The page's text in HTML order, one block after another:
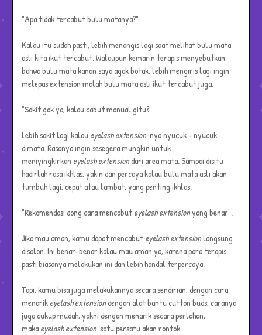
"Apa tidak tercabut bulu matanya?"
Kalau itu sudah pasti, lebih menangis lagi saat melihat bulu mata
asli kita ikut tercabut. Walaupun kemarin terapis menyebutkan
bahwa bulu mata kanan saya agak botak, lebih mengiris lagi ingin
melepas extension malah bulu mata asli ikut tercabut juga.
"Sakit gak ya, kalau cabut manual gitu?"
Lebih sakit lagi kalaueyelash extension-nya nyucuk - nyucuk
dimata. Rasanya ingin sesegera mungkin untuk
meniyingkirkan eyelash extensiondari area mata. Sampai disitu
hadirlah rasa ikhlas, yakin dan percaya kalau bulu mata asli akan
tumbuh lagi, cepat atau lambat, yang penting ikhlas.
"Rekomendasi dong cara mencabuteyelash extensionyang benar".
Jika mau aman, kamu dapat mencabuteyelash extensionlangsung
disalon. Ini benar-benar kalau mau aman ya, karena para terapis
pasti biasanya melakukan ini dan lebih handal terpercaya.
Tapi, kamu bisa juga melakukannya secara sendirian, dengan cara
menarikeyelash extensiondengan alat bantu cutton buds, caranya
juga cukup mudah, yakni dengan menarik secara perlahan,
makaeyelash extension satu persatu akan rontok.